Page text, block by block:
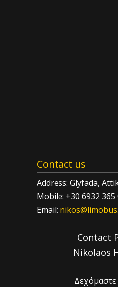
Contact us
Address: Glyfada,
Mobile: +30 6932 365
Email:
Contact
Nikolaos
Δεχόμαστε